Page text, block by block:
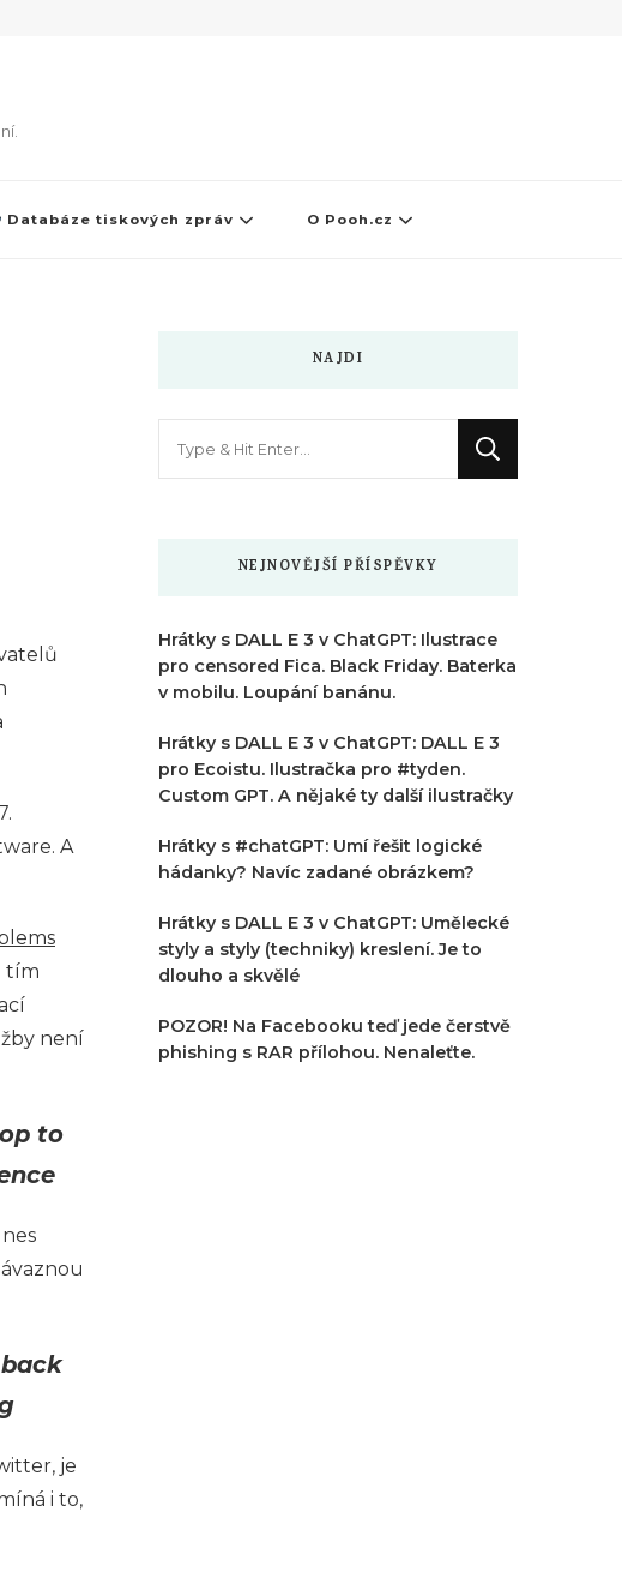
Databáze tiskových zpráv O Pooh.cz
A
tím
není
to
je
i to,
NAJDI
NEJNOVĚJŠÍ PŘÍSPĚVKY
Hrátky s DALL E 3 v ChatGPT: Ilustrace
pro censored Fica. Black Friday. Baterka
v mobilu. Loupání banánu.
Hrátky s DALL E 3 v ChatGPT: DALL E 3
pro Ecoistu. Ilustračka pro #tyden.
Custom GPT. A nějaké ty další ilustračky
Hrátky s #chatGPT: Umí řešit logické
hádanky? Navíc zadané obrázkem?
Hrátky s DALL E 3 v ChatGPT: Umělecké
styly a styly (techniky) kreslení. Je to
dlouho a skvělé
POZOR! Na Facebooku teď jede čerstvě
phishing s RAR přílohou. Nenaleťte.